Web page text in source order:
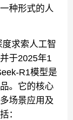
种形式的人
求索人工智
于2025年1
R1模型是
。它的核心
场景应用及
：